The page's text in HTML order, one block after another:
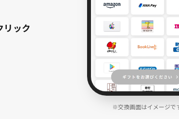
リック
※交換画面はイメージで